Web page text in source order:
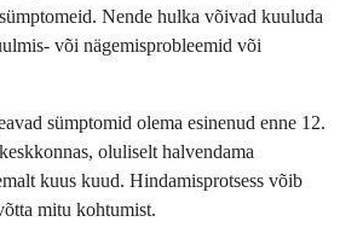
Nende hulka võivad kuuluda
või nägemisprobleemid või
sümptomid olema esinenud enne 12.
oluliselt halvendama
kuus kuud. Hindamisprotsess võib
mitu kohtumist.